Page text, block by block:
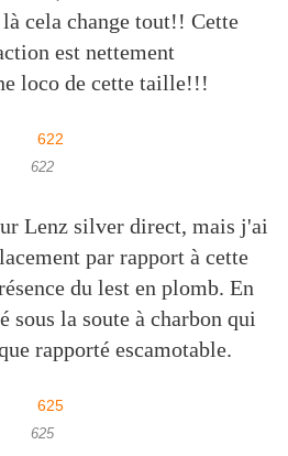
cela change tout!! Cette
est nettement
loco de cette taille!!!
622
Lenz silver direct, mais j'ai
par rapport à cette
du lest en plomb. En
la soute à charbon qui
rapporté escamotable.
625